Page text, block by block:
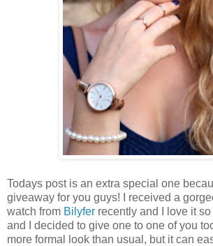
Todays post is an extra special one
giveaway for you guys! I received a
watch from Bilyfer recently and I love it
and I decided to give one to one of you
more formal look than usual, but it can